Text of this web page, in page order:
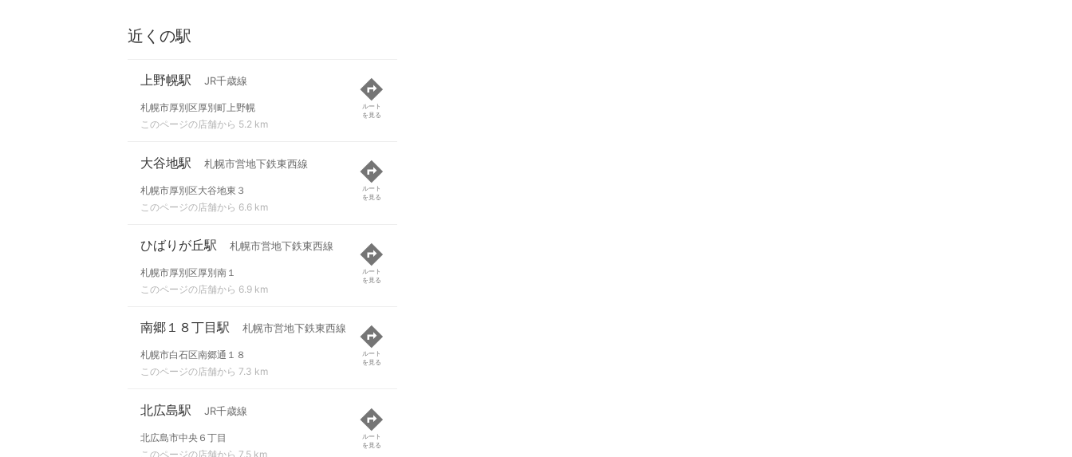
近くの駅
上野幌駅 JR千歳線
札幌市厚別区厚別町上野幌
このページの店舗から 5.2 km
ルート
を見る
大谷地駅 札幌市営地下鉄東西線
札幌市厚別区大谷地東３
このページの店舗から 6.6 km
ルート
を見る
ひばりが丘駅 札幌市営地下鉄東西線
札幌市厚別区厚別南１
このページの店舗から 6.9 km
ルート
を見る
南郷１８丁目駅 札幌市営地下鉄東西線
札幌市白石区南郷通１８
このページの店舗から 7.3 km
ルート
を見る
北広島駅 JR千歳線
北広島市中央６丁目
このページの店舗から 7.5 km
ルート
を見る